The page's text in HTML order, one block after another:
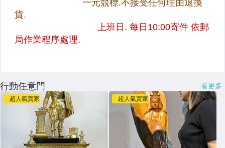
行動任意門 看更多
超人氣賣家 超人氣賣家